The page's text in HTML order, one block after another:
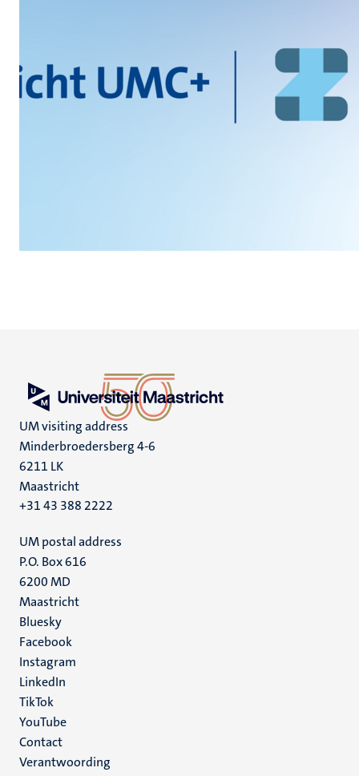
UM visiting address
Minderbroedersberg 4-6
6211 LK
Maastricht
+31 43 388 2222
UM postal address
P.O. Box 616
6200 MD
Maastricht
Social
media
Bluesky
Facebook
Instagram
LinkedIn
TikTok
YouTube
Menu
footer
Contact
Verantwoording